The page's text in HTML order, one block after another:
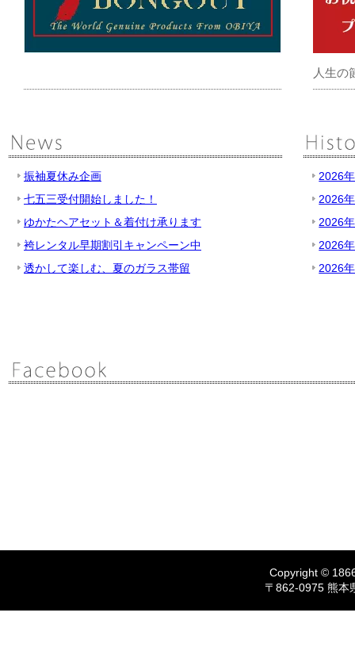
人生の
振袖夏休み企画
七五三受付開始しました！
ゆかたヘアセット＆着付け承ります
袴レンタル早期割引キャンペーン中
透かして楽しむ、夏のガラス帯留
2026
2026
2026
2026
2026
Copyright ©
〒862-0975 熊本